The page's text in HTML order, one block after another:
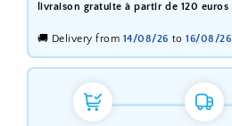
livraison gratuite à partir de 120 euros
🚚 Delivery from 14/08/26 to16/08/26